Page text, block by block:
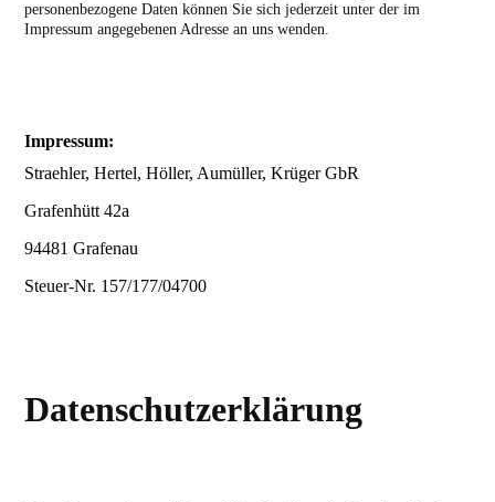
personenbezogene Daten können Sie sich jederzeit unter der im
Impressum angegebenen Adresse an uns wenden.
Impressum:
Straehler, Hertel, Höller, Aumüller, Krüger GbR
Grafenhütt 42a
94481 Grafenau
Steuer-Nr. 157/177/04700
Datenschutzerklärung